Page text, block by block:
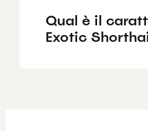
Qual è il
Exotic